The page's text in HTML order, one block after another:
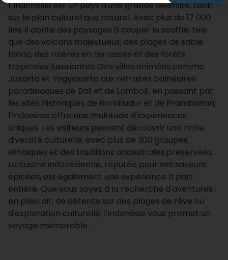
L'Indonésie est un pays d'une grande diversité, tant
sur le plan culturel que naturel. Avec plus de 17 000
îles, il abrite des paysages à couper le souffle, tels
que des volcans majestueux, des plages de sable
blanc, des rizières en terrasses et des forêts
tropicales luxuriantes. Des villes animées comme
Jakarta et Yogyakarta aux retraites balnéaires
paradisiaques de Bali et de Lombok, en passant par
les sites historiques de Borobudur et de Prambanan,
l'Indonésie offre une multitude d'expériences
uniques. Les visiteurs peuvent découvrir une riche
diversité culturelle, avec plus de 300 groupes
ethniques et des traditions ancestrales préservées.
La cuisine indonésienne, réputée pour ses saveurs
épicées, est également une expérience à part
entière. Que vous soyez à la recherche d'aventures
en plein air, de détente sur des plages de rêve ou
d'exploration culturelle, l'Indonésie vous promet un
voyage mémorable.